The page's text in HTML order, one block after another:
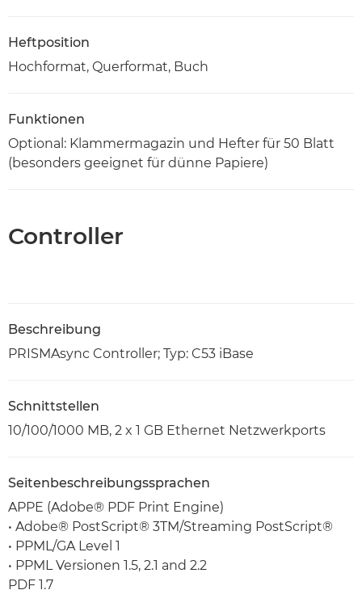
Heftposition
Hochformat, Querformat, Buch
Funktionen
Optional: Klammermagazin und Hefter für 50 Blatt
(besonders geeignet für dünne Papiere)
Controller
Beschreibung
PRISMAsync Controller; Typ: C53 iBase
Schnittstellen
10/100/1000 MB, 2 x 1 GB Ethernet Netzwerkports
Seitenbeschreibungssprachen
APPE (Adobe® PDF Print Engine)
• Adobe® PostScript® 3TM/Streaming PostScript®
• PPML/GA Level 1
• PPML Versionen 1.5, 2.1 and 2.2
PDF 1.7